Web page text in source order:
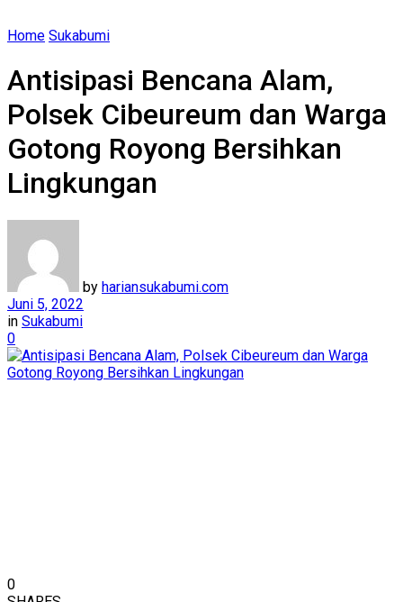
Home Sukabumi
Antisipasi Bencana Alam,
Polsek Cibeureum dan Warga
Gotong Royong Bersihkan
Lingkungan
by hariansukabumi.com
Juni 5, 2022
in Sukabumi
0
0